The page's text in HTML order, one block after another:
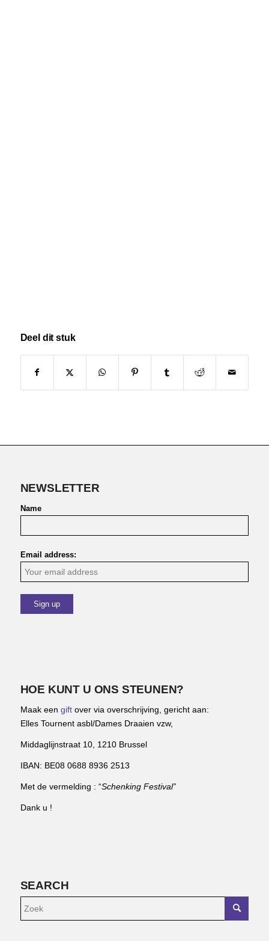
Deel dit stuk
NEWSLETTER
Name
Email address:
HOE KUNT U ONS STEUNEN?
Maak een giftover via overschrijving, gericht aan:
Elles Tournent asbl/Dames Draaien vzw,
Middaglijnstraat 10, 1210 Brussel
IBAN: BE08 0688 8936 2513
Met de vermelding : “Schenking Festival”
Dank u !
SEARCH